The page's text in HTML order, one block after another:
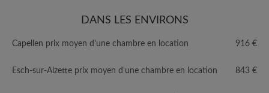
DANS LES ENVIRONS
Capellen prix moyen d'une chambre en location 916 €
Esch-sur-Alzette prix moyen d'une chambre en location 843 €